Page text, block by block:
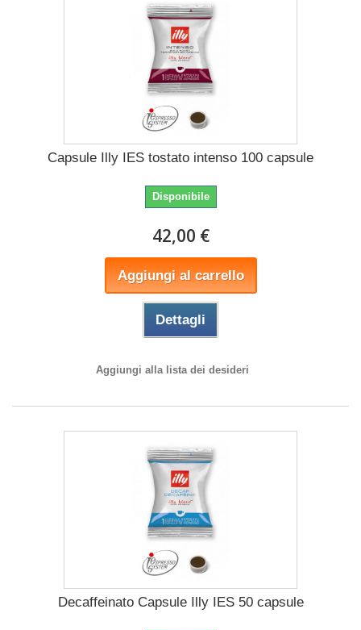
Capsule Illy IES tostato intenso 100 capsule
Disponibile
42,00 €
Aggiungi al carrello
Dettagli
Aggiungi alla lista dei desideri
Decaffeinato Capsule Illy IES 50 capsule